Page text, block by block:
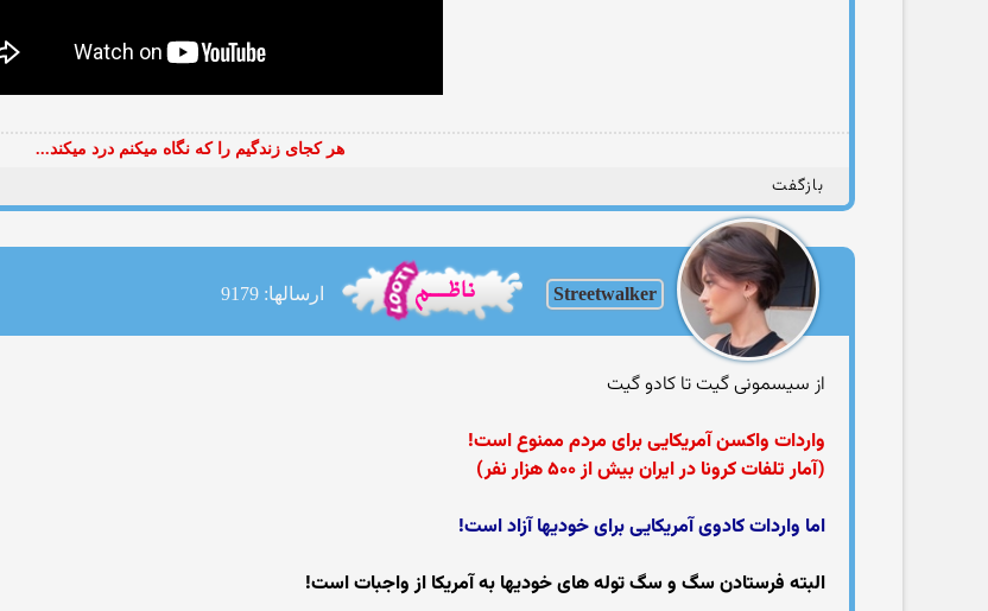
هر کجای زندگیم را که نگاه میکنم درد میکند...
بازگفت
Streetwalker ارسالها: 9179
از سیسمونی گیت تا کادو گیت
واردات واکسن آمریکایی برای مردم ممنوع است!
(آمار تلفات کرونا در ایران بیش از ۵۰۰ هزار نفر)
اما واردات کادوی آمریکایی برای خودیها آزاد است!
البته فرستادن سگ و سگ توله های خودیها به آمریکا از واجبات است!